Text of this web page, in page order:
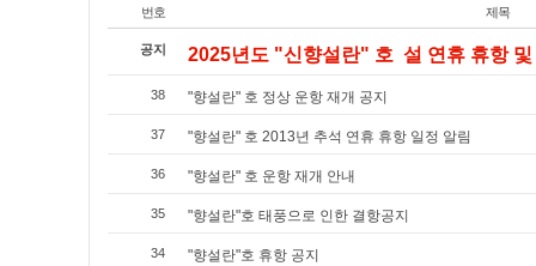
번호 제목
공지 2025년도 "신향설란" 호 설 연휴 휴항 및
38 "향설란" 호 정상 운항 재개 공지
37 "향설란" 호 2013년 추석 연휴 휴항 일정 알림
36 "향설란" 호 운항 재개 안내
35 "향설란"호 태풍으로 인한 결항공지
34 "향설란"호 휴항 공지